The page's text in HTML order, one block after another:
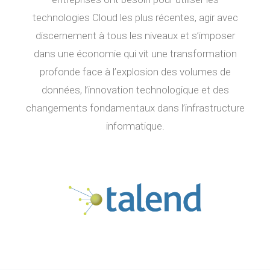
technologies Cloud les plus récentes, agir avec
discernement à tous les niveaux et s’imposer
dans une économie qui vit une transformation
profonde face à l’explosion des volumes de
données, l’innovation technologique et des
changements fondamentaux dans l’infrastructure
informatique.